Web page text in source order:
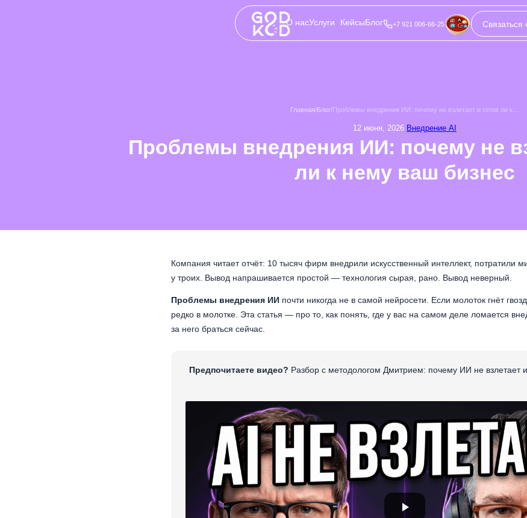
О насУслуги КейсыБлог +7 921 006-66-25 Связаться
Главная/Блог/Проблемы внедрения ИИ: почему не взлетает и готов ли к…
12 июня, 2026 Внедрение AI
Проблемы внедрения ИИ: почему не
ли к нему ваш бизнес
Компания читает отчёт: 10 тысяч фирм внедрили искусственный интеллект, потратили
у троих. Вывод напрашивается простой — технология сырая, рано. Вывод неверный.
Проблемы внедрения ИИ почти никогда не в самой нейросети. Если молоток гнёт
редко в молотке. Эта статья — про то, как понять, где у вас на самом деле ломается
за него браться сейчас.
Предпочитаете видео? Разбор с методологом Дмитрием: почему ИИ не взлетает